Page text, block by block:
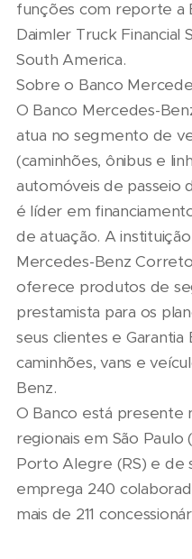
funções com reporte a
Daimler Truck Financial
South America.
Sobre o Banco
O Banco Mercedes-
atua no segmento de
(caminhões, ônibus e
automóveis de passeio
é líder em
de atuação. A
Mercedes-Benz
oferece produtos de
prestamista para os
seus clientes e Garantia
caminhões, vans e
Benz.
O Banco está presente
regionais em São Paulo
Porto Alegre (RS) e de
emprega 240
mais de 211